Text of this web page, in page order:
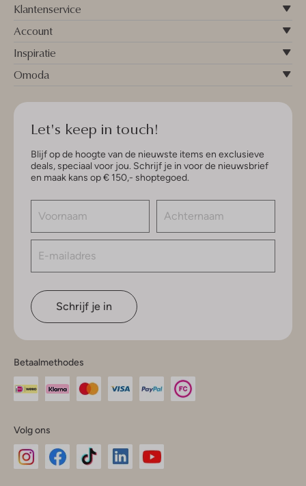
Klantenservice
Account
Inspiratie
Omoda
Let's keep in touch!
Blijf op de hoogte van de nieuwste items en exclusieve
deals, speciaal voor jou. Schrijf je in voor de nieuwsbrief
en maak kans op € 150,- shoptegoed.
Schrijf je in
Betaalmethodes
Volg ons